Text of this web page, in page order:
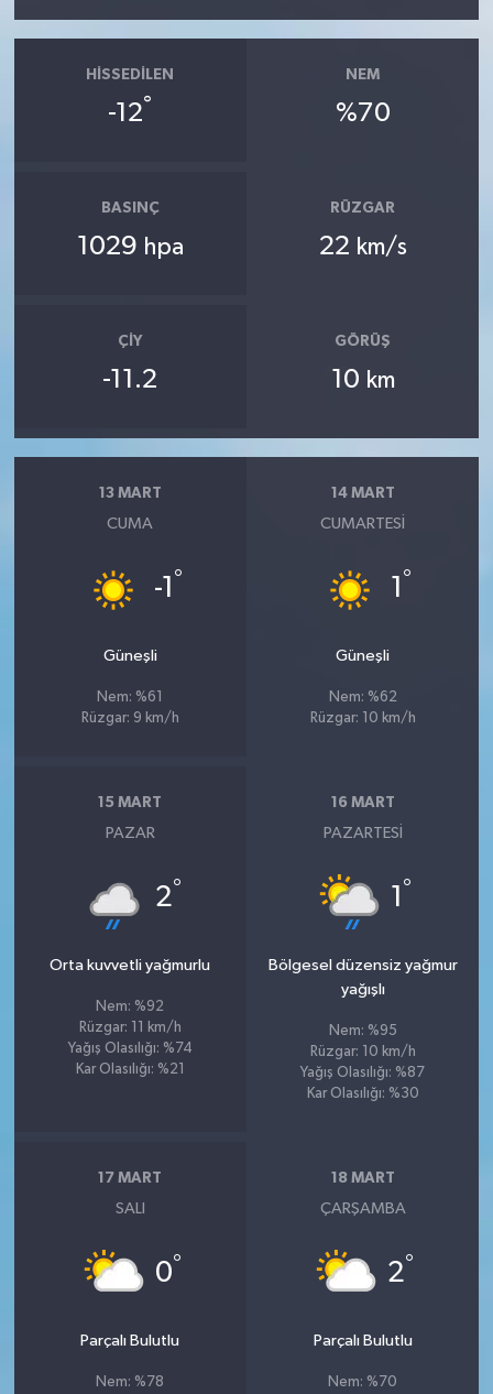
HISSEDILEN
-12°
NEM
%70
BASINÇ
1029 hpa
RÜZGAR
22 km/s
ÇIY
-11.2
GÖRÜŞ
10 km
13 MART
CUMA
-1 °
Güneşli
Nem: %61
Rüzgar: 9 km/h
14 MART
CUMARTESI
1 °
Güneşli
Nem: %62
Rüzgar: 10 km/h
15 MART
PAZAR
2°
Orta kuvvetli yağmurlu
Nem: %92
Rüzgar: 11 km/h
Yağış Olasılığı: %74
Kar Olasılığı: %21
16 MART
PAZARTESI
1 °
Bölgesel düzensiz yağmur
yağışlı
Nem: %95
Rüzgar: 10 km/h
Yağış Olasılığı: %87
Kar Olasılığı: %30
17 MART
SALI
0°
Parçalı Bulutlu
Nem: %78
18 MART
ÇARŞAMBA
2°
Parçalı Bulutlu
Nem: %70